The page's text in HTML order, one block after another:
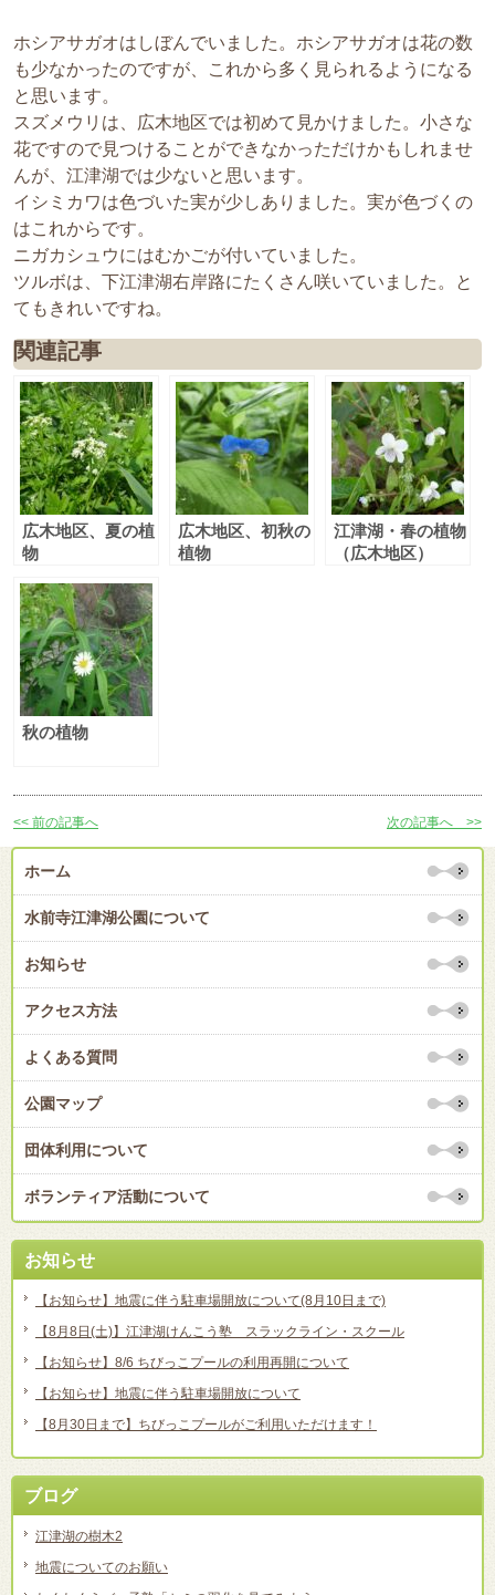
ホシアサガオはしぼんでいました。ホシアサガオは花の数
も少なかったのですが、これから多く見られるようになる
と思います。
スズメウリは、広木地区では初めて見かけました。小さな
花ですので見つけることができなかっただけかもしれませ
んが、江津湖では少ないと思います。
イシミカワは色づいた実が少しありました。実が色づくの
はこれからです。
ニガカシュウにはむかごが付いていました。
ツルボは、下江津湖右岸路にたくさん咲いていました。と
てもきれいですね。
関連記事
広木地区、夏の植
物
広木地区、初秋の
植物
江津湖・春の植物
（広木地区）
秋の植物
<< 前の記事へ 次の記事へ >>
ホーム
水前寺江津湖公園について
お知らせ
アクセス方法
よくある質問
公園マップ
団体利用について
ボランティア活動について
お知らせ
【お知らせ】地震に伴う駐車場開放について(8月10日まで)
【8月8日(土)】江津湖けんこう塾 スラックライン・スクール
【お知らせ】8/6 ちびっこプールの利用再開について
【お知らせ】地震に伴う駐車場開放について
【8月30日まで】ちびっこプールがご利用いただけます！
ブログ
江津湖の樹木2
地震についてのお願い